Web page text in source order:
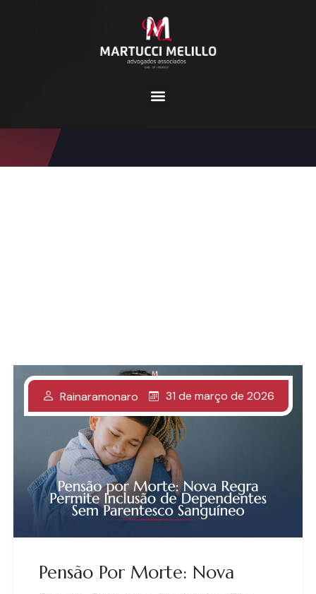
dependente sem par
entesco
Pensão Por Morte: Nova
Rainaramonaro 31 de março de 2026